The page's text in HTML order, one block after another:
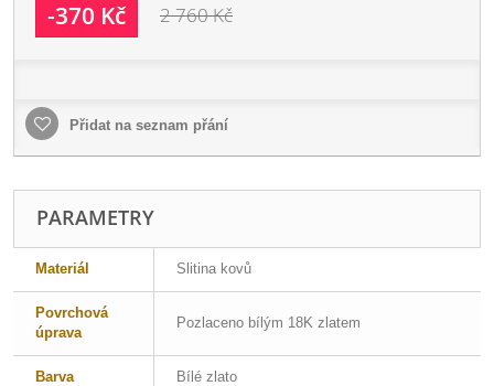
-370 Kč 2 760 Kč
Přidat na seznam přání
PARAMETRY
Materiál Slitina kovů
Povrchová
úprava
Pozlaceno bílým 18K zlatem
Barva Bílé zlato